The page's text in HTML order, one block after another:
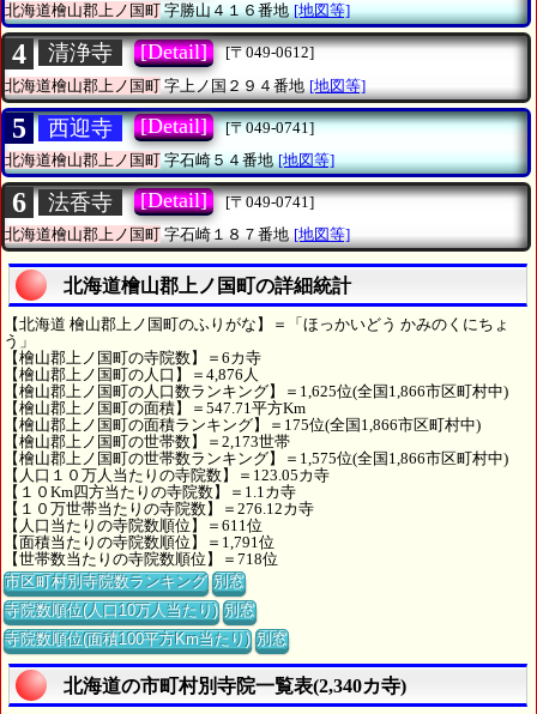
北海道檜山郡上ノ国町字勝山４１６番地 [地図等]
4 清浄寺 [Detail]
[〒049-0612]
北海道檜山郡上ノ国町 字上ノ国２９４番地 [地図等]
5 西迎寺 [Detail]
[〒049-0741]
北海道檜山郡上ノ国町字石崎５４番地 [地図等]
6 法香寺 [Detail]
[〒049-0741]
北海道檜山郡上ノ国町字石崎１８７番地 [地図等]
北海道檜山郡上ノ国町の詳細統計
【北海道 檜山郡上ノ国町のふりがな】＝「ほっかいどう かみのくにちょ
う」
【檜山郡上ノ国町の寺院数】＝6カ寺
【檜山郡上ノ国町の人口】＝4,876人
【檜山郡上ノ国町の人口数ランキング】＝1,625位(全国1,866市区町村中)
【檜山郡上ノ国町の面積】＝547.71平方Km
【檜山郡上ノ国町の面積ランキング】＝175位(全国1,866市区町村中)
【檜山郡上ノ国町の世帯数】＝2,173世帯
【檜山郡上ノ国町の世帯数ランキング】＝1,575位(全国1,866市区町村中)
【人口１０万人当たりの寺院数】＝123.05カ寺
【１０Km四方当たりの寺院数】＝1.1カ寺
【１０万世帯当たりの寺院数】＝276.12カ寺
【人口当たりの寺院数順位】＝611位
【面積当たりの寺院数順位】＝1,791位
【世帯数当たりの寺院数順位】＝718位
市区町村別寺院数ランキング 別窓
寺院数順位(人口10万人当たり) 別窓
寺院数順位(面積100平方Km当たり) 別窓
北海道の市町村別寺院一覧表(2,340カ寺)